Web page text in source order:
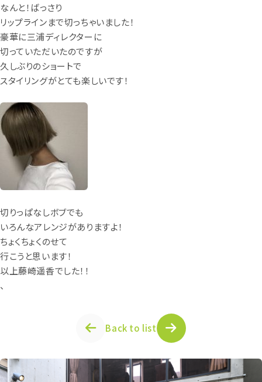
なんと！ばっさり
リップラインまで切っちゃいました！
豪華に三浦ディレクターに
切っていただいたのですが
久しぶりのショートで
スタイリングがとても楽しいです！
切りっぱなしボブでも
いろんなアレンジがありますよ！
ちょくちょくのせて
行こうと思います！
以上藤崎遥香でした！！
、
Back to list